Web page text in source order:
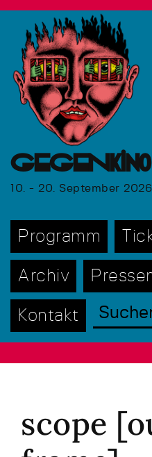
GEGENkino
10. - 20. September
Programm
Archiv
Kontakt
scope